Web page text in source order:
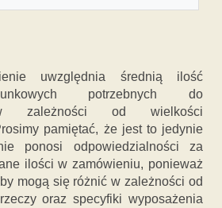
uwzględnia średnią ilość
potrzebnych do
zależności od wielkości
pamiętać, że jest to jedynie
ponosi odpowiedzialności za
ilości w zamówieniu, ponieważ
mogą się różnić w zależności od
oraz specyfiki wyposażenia